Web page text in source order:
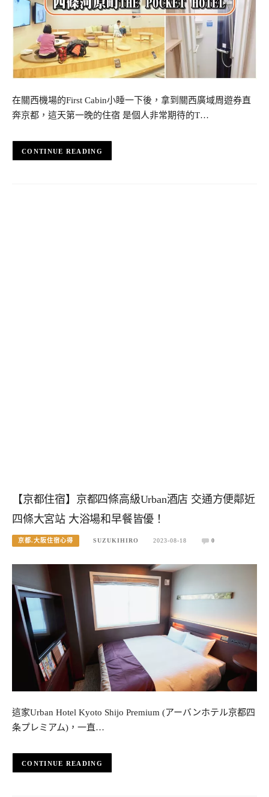
在關西機場的First Cabin小睡一下後，拿到關西廣域周遊券直
奔京都，這天第一晚的住宿 是個人非常期待的T…
CONTINUE READING
【京都住宿】京都四條高級Urban酒店 交通方便鄰近
四條大宮站 大浴場和早餐皆優！
京都.大阪住宿心得 SUZUKIHIRO 2023-08-18 0
這家Urban Hotel Kyoto Shijo Premium (アーバンホテル京都四
条プレミアム)，一直…
CONTINUE READING